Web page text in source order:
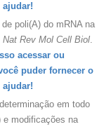
ajudar!
poli(A) do mRNA na
Nat Rev Mol Cell Biol.
acessar ou
puder fornecer o
ajudar!
em todo
e modificações na